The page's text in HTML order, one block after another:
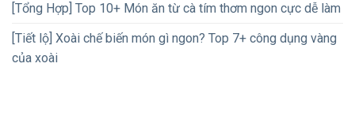
[Tổng Hợp] Top 10+ Món ăn từ cà tím thơm ngon cực dễ làm
[Tiết lộ] Xoài chế biến món gì ngon? Top 7+ công dụng vàng
của xoài